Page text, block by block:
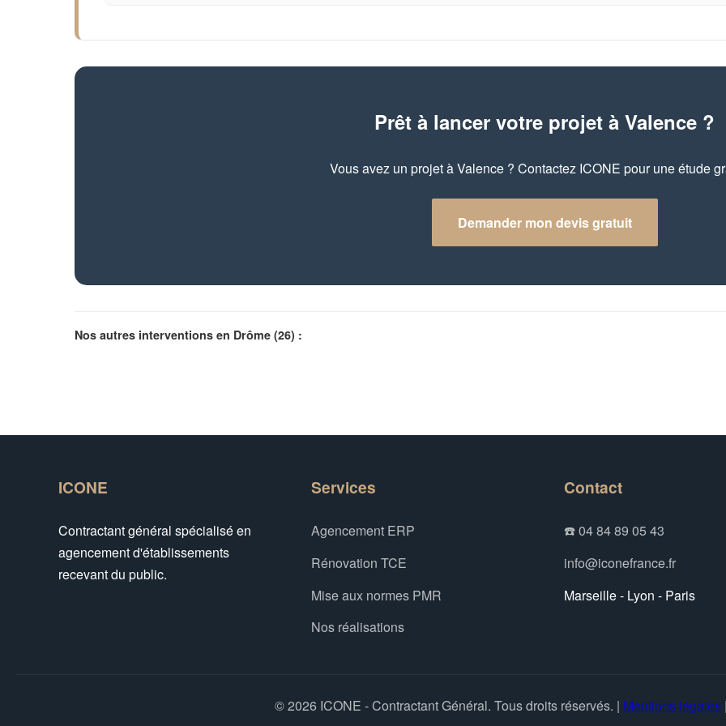
Prêt à lancer votre projet à Valence ?
Vous avez un projet à Valence ? Contactez ICONE pour une étude
Demander mon devis gratuit
Nos autres interventions en Drôme (26) :
ICONE
Contractant général spécialisé en
agencement d'établissements
recevant du public.
Services
Agencement ERP
Rénovation TCE
Mise aux normes PMR
Nos réalisations
Contact
☎️ 04 84 89 05 43
info@iconefrance.fr
Marseille - Lyon - Paris
© 2026 ICONE - Contractant Général. Tous droits réservés. | Mentions légales |